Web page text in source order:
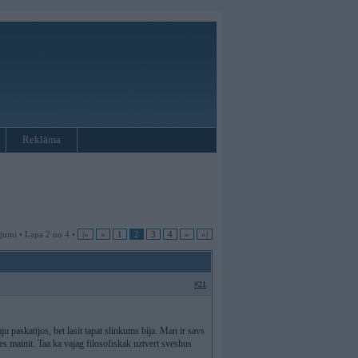
Reklāma
• Lapa 2 no 4 • |« « 1 2 3 4 » »|
#21
paskatijos, bet lasit tapat slinkums bija. Man ir savs
mainit. Taa ka vajag filosofiskak uztvert sveshus